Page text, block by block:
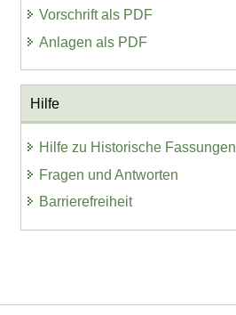
Vorschrift als PDF
Anlagen als PDF
Hilfe
Hilfe zu Historische Fassungen
Fragen und Antworten
Barrierefreiheit